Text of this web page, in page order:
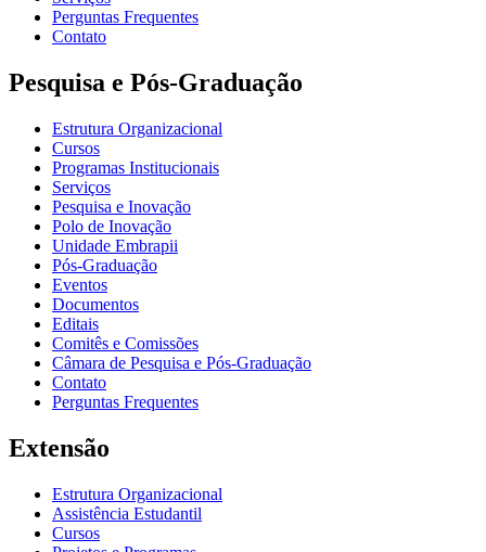
Perguntas Frequentes
Contato
Pesquisa e Pós-Graduação
Estrutura Organizacional
Cursos
Programas Institucionais
Serviços
Pesquisa e Inovação
Polo de Inovação
Unidade Embrapii
Pós-Graduação
Eventos
Documentos
Editais
Comitês e Comissões
Câmara de Pesquisa e Pós-Graduação
Contato
Perguntas Frequentes
Extensão
Estrutura Organizacional
Assistência Estudantil
Cursos